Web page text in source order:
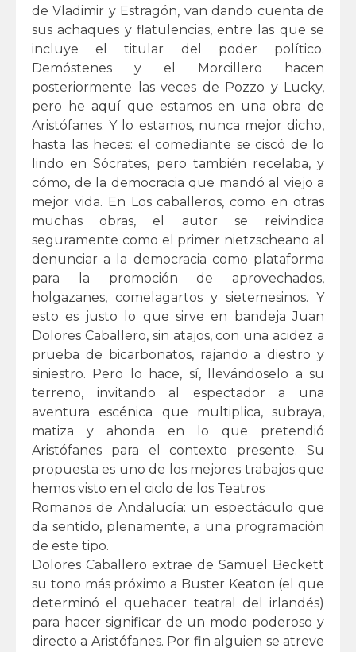
de Vladimir y Estragón, van dando cuenta de
sus achaques y flatulencias, entre las que se
incluye el titular del poder político.
Demóstenes y el Morcillero hacen
posteriormente las veces de Pozzo y Lucky,
pero he aquí que estamos en una obra de
Aristófanes. Y lo estamos, nunca mejor dicho,
hasta las heces: el comediante se ciscó de lo
lindo en Sócrates, pero también recelaba, y
cómo, de la democracia que mandó al viejo a
mejor vida. En Los caballeros, como en otras
muchas obras, el autor se reivindica
seguramente como el primer nietzscheano al
denunciar a la democracia como plataforma
para la promoción de aprovechados,
holgazanes, comelagartos y sietemesinos. Y
esto es justo lo que sirve en bandeja Juan
Dolores Caballero, sin atajos, con una acidez a
prueba de bicarbonatos, rajando a diestro y
siniestro. Pero lo hace, sí, llevándoselo a su
terreno, invitando al espectador a una
aventura escénica que multiplica, subraya,
matiza y ahonda en lo que pretendió
Aristófanes para el contexto presente. Su
propuesta es uno de los mejores trabajos que
hemos visto en el ciclo de los Teatros
Romanos de Andalucía: un espectáculo que
da sentido, plenamente, a una programación
de este tipo.
Dolores Caballero extrae de Samuel Beckett
su tono más próximo a Buster Keaton (el que
determinó el quehacer teatral del irlandés)
para hacer significar de un modo poderoso y
directo a Aristófanes. Por fin alguien se atreve